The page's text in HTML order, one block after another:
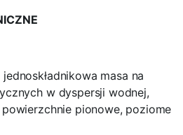
masa na
w dyspersji wodnej,
pionowe, poziome